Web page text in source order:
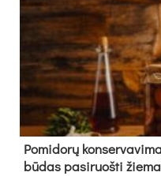
Pomidorų
būdas pasiruošti